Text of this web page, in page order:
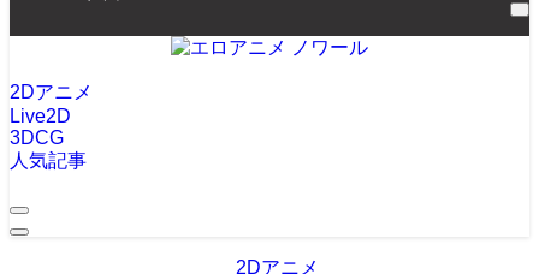
2Dアニメ
Live2D
3DCG
人気記事
2Dアニメ